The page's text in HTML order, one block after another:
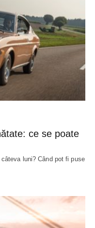
ce se poate
luni? Când pot fi puse